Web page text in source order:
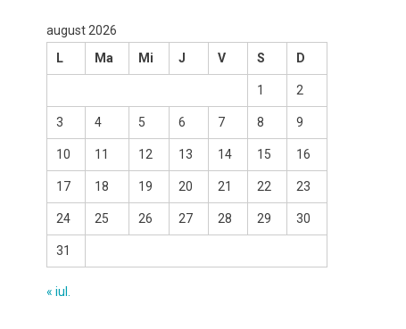
august 2026
L
Ma Mi J V S D
1 2
3 4 5 6 7 8 9
10 11 12 13 14 15 16
17 18 19 20 21 22 23
24 25 26 27 28 29 30
31
« iul.